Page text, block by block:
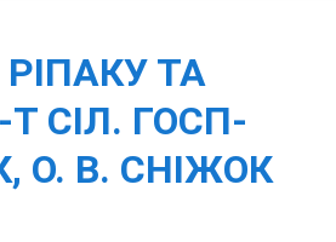
ТА
СІЛ. ГОСП-
О. В. СНІЖОК